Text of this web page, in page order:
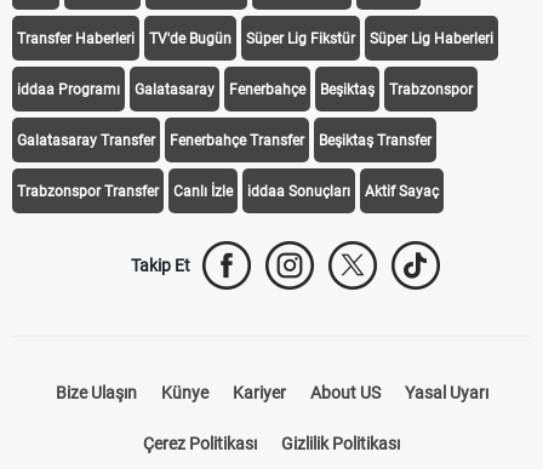
Transfer Haberleri TV'de Bugün Süper Lig Fikstür Süper Lig Haberleri
iddaa Programı Galatasaray Fenerbahçe Beşiktaş Trabzonspor
Galatasaray Transfer Fenerbahçe Transfer Beşiktaş Transfer
Trabzonspor Transfer Canlı İzle iddaa Sonuçları Aktif Sayaç
Takip Et
Bize Ulaşın Künye Kariyer About US Yasal Uyarı
Çerez Politikası Gizlilik Politikası